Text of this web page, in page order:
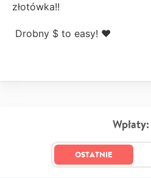
złotówka!!
Drobny $ to easy! ❤️
Wpłaty:
OSTATNIE